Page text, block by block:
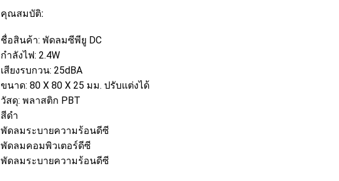
คุณสมบัติ:
ชื่อสินค้า: พัดลมซีพียู DC
กำลังไฟ: 2.4W
เสียงรบกวน: 25dBA
ขนาด: 80 X 80 X 25 มม. ปรับแต่งได้
วัสดุ: พลาสติก PBT
สีดำ
พัดลมระบายความร้อนดีซี
พัดลมคอมพิวเตอร์ดีซี
พัดลมระบายความร้อนดีซี